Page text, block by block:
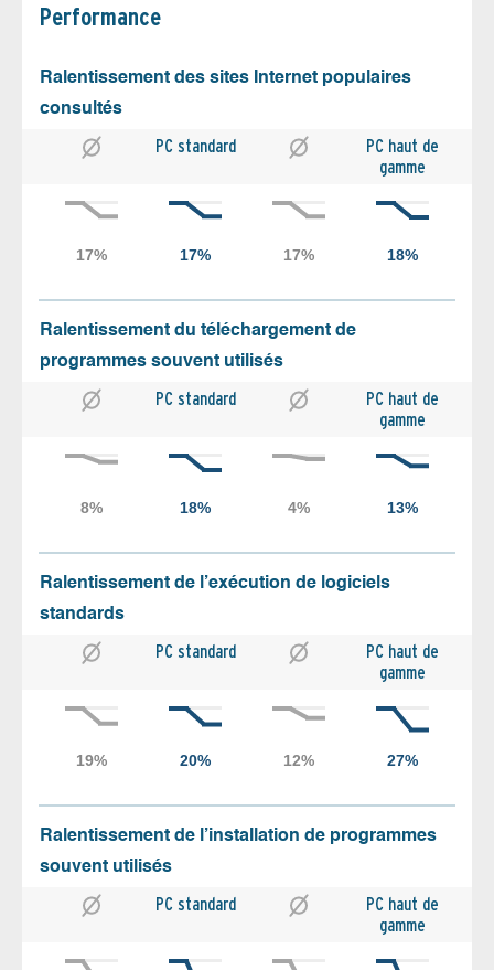
Performance
Ralentissement des sites Internet populaires
consultés
PC standard
PC haut de
gamme
Ralentissement du téléchargement de
programmes souvent utilisés
PC standard
PC haut de
gamme
Ralentissement de l’exécution de logiciels
standards
PC standard
PC haut de
gamme
Ralentissement de l’installation de programmes
souvent utilisés
PC standard
PC haut de
gamme